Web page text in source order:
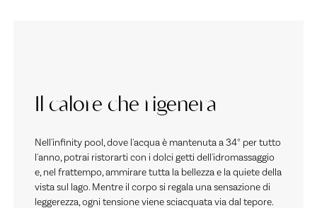
Il calore che rigenera
Nell'infinity pool, dove l'acqua è mantenuta a 34° per tutto
l'anno, potrai ristorarti con i dolci getti dell'idromassaggio
e, nel frattempo, ammirare tutta la bellezza e la quiete della
vista sul lago. Mentre il corpo si regala una sensazione di
leggerezza, ogni tensione viene sciacquata via dal tepore.